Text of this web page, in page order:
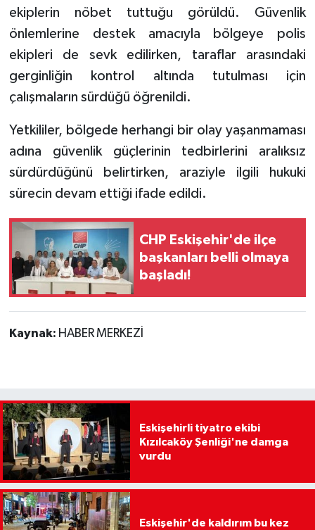
ekiplerin nöbet tuttuğu görüldü. Güvenlik
önlemlerine destek amacıyla bölgeye polis
ekipleri de sevk edilirken, taraflar arasındaki
gerginliğin kontrol altında tutulması için
çalışmaların sürdüğü öğrenildi.
Yetkililer, bölgede herhangi bir olay yaşanmaması
adına güvenlik güçlerinin tedbirlerini aralıksız
sürdürdüğünü belirtirken, araziyle ilgili hukuki
sürecin devam ettiği ifade edildi.
CHP Eskişehir'de ilçe
başkanları belli olmaya
başladı!
Kaynak: HABER MERKEZİ
Eskişehirli tiyatro ekibi
Kızılcaköy Şenliği'ne damga
vurdu
Eskişehir'de kaldırım bu kez